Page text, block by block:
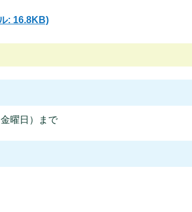
: 16.8KB)
曜日）まで